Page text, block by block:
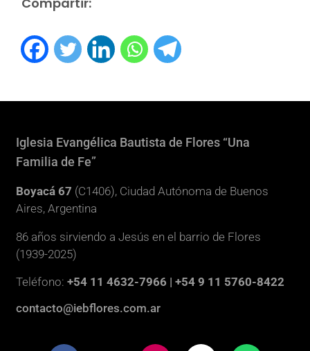
Iglesia Evangélica Bautista de Flores “Una
Familia de Fe”
Boyacá 67 (C1406), Ciudad Autónoma de Buenos
Aires, Argentina
86 años sirviendo a Jesús en el barrio de Flores
(1939-2025)
Teléfono:+54 11 4632-7966 | +54 9 11 5760-8422
contacto@iebflores.com.ar